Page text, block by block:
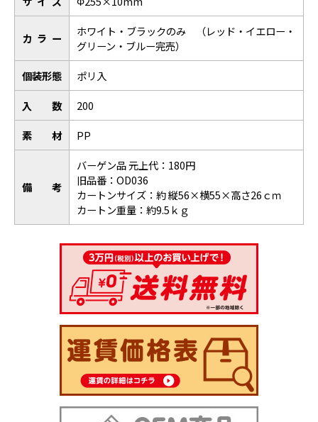
カラー
ホワイト・ブラックのみ （レッド・イエロー・
グリーン・ブルー完売）
個装形態
ポリ入
入数
200
素材
PP
備考
バーゲン品 元上代：180円
旧品番：OD036
カートンサイズ：約 縦56×横55×高さ26ｃｍ
カートン重量：約9.5ｋｇ